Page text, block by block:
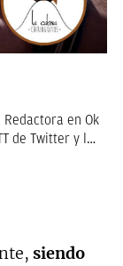
en Ok
de Twitter y las
y Lotería de
siendo